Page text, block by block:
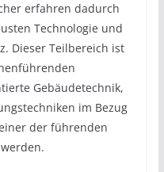
erfahren dadurch
Technologie und
Dieser Teilbereich ist
Gebäudetechnik,
im Bezug
der führenden